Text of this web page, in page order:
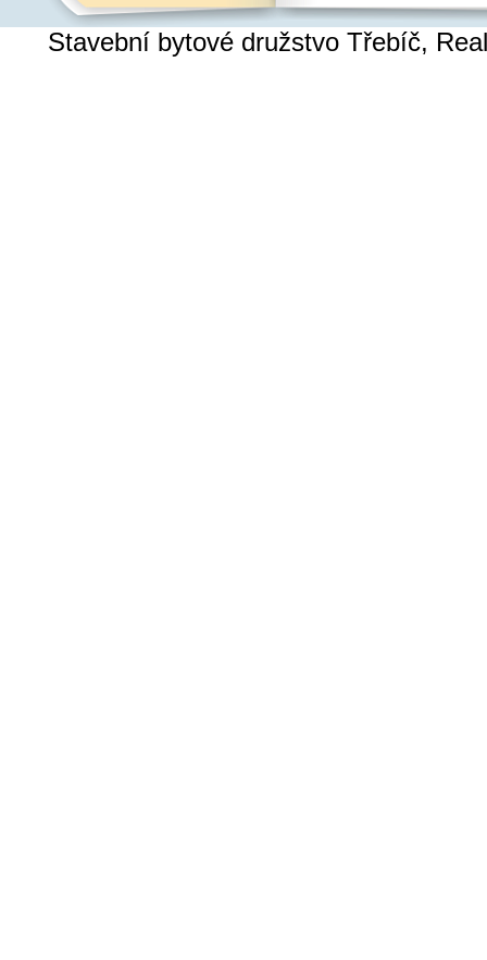
Stavební bytové družstvo Třebíč,